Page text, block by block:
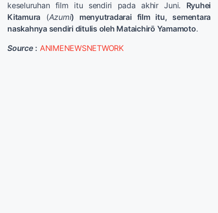
keseluruhan film itu sendiri pada akhir Juni. Ryuhei
Kitamura (Azumi) menyutradarai film itu, sementara
naskahnya sendiri ditulis oleh Mataichirō Yamamoto.
Source : ANIMENEWSNETWORK